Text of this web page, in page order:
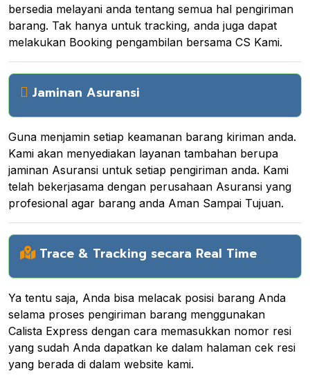
bersedia melayani anda tentang semua hal pengiriman
barang. Tak hanya untuk tracking, anda juga dapat
melakukan Booking pengambilan bersama CS Kami.
Jaminan Asuransi
Guna menjamin setiap keamanan barang kiriman anda.
Kami akan menyediakan layanan tambahan berupa
jaminan Asuransi untuk setiap pengiriman anda. Kami
telah bekerjasama dengan perusahaan Asuransi yang
profesional agar barang anda Aman Sampai Tujuan.
Trace & Tracking secara Real Time
Ya tentu saja, Anda bisa melacak posisi barang Anda
selama proses pengiriman barang menggunakan
Calista Express dengan cara memasukkan nomor resi
yang sudah Anda dapatkan ke dalam halaman cek resi
yang berada di dalam website kami.